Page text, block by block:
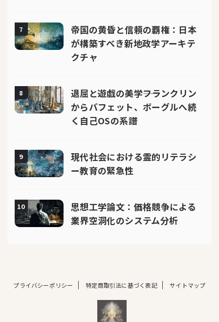
7
帝国の黄昏と信頼の覇権：日本
が構築すべき新地政学アーキテ
クチャ
8
退屈と遊戯の美学――フランクリン
からバフェット、ボーグルへ続
く自己OSの系譜
9
現代社会における霊的リテラシ
ー教育の緊急性
10
思想工学論文：価格競争による
業界空洞化のシステム分析
プライバシーポリシー 特定商取引法に基づく表記 サイトマップ